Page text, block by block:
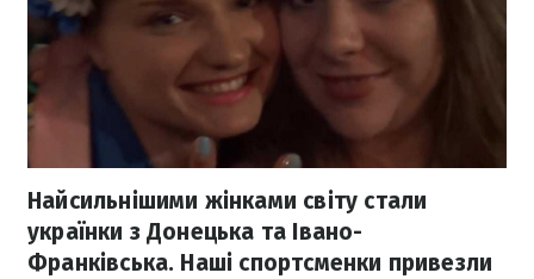
Найсильнішими жінками світу стали
українки з Донецька та Івано-
Франківська. Наші спортсменки привезли